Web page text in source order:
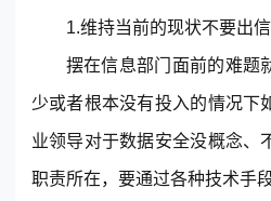
1.维持当前的现状不要出信
摆在信息部门面前的难题
少或者根本没有投入的情况下
业领导对于数据安全没概念、
职责所在，要通过各种技术手